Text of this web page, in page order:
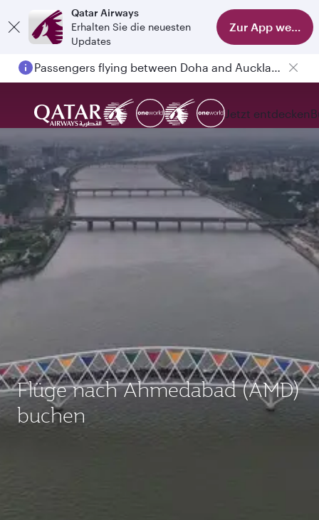
Qatar Airways
Erhalten Sie die neuesten
Updates
Zur App
Passengers flying between Doha and Auckland on QR914 and QR915
Jetzt entdecken
Flüge nach Ahmedabad (AMD)
buchen